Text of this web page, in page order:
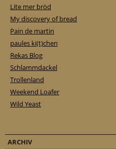
Lite mer bröd
My discovery of bread
Pain de martin
paules ki(t)chen
Rekas Blog
Schlammdackel
Trollenland
Weekend Loafer
Wild Yeast
ARCHIV